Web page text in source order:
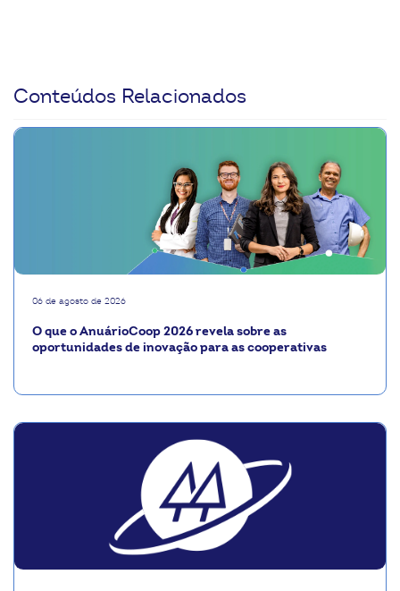
Conteúdos Relacionados
06 de agosto de 2026
O que o AnuárioCoop 2026 revela sobre as
oportunidades de inovação para as cooperativas